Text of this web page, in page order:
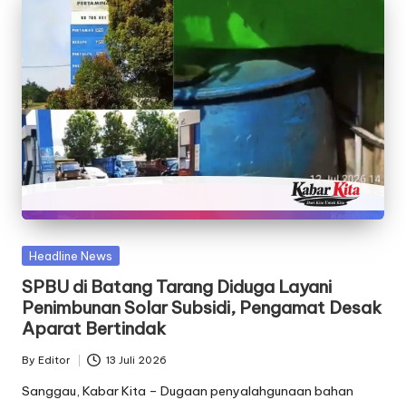
Posted
Headline News
SPBU di Batang Tarang Diduga Layani
Penimbunan Solar Subsidi, Pengamat Desak
Aparat Bertindak
Posted
by
By Editor 13 Juli 2026
Sanggau, Kabar Kita – Dugaan penyalahgunaan bahan